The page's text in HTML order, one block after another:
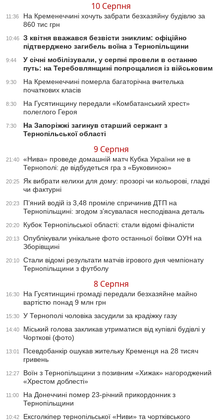
10 Серпня
11:36
На Кременеччині хочуть забрати безхазяйну будівлю за
860 тис грн
10:46
З квітня вважався безвісти зниклим: офіційно
підтверджено загибель воїна з Тернопільщини
9:44
У січні мобілізували, у серпні провели в останню
путь: на Теребовлянщині попрощалися із військовим
9:30
На Кременеччині померла багаторічна вчителька
початкових класів
8:30
На Гусятинщину передали «Комбатанський хрест»
полеглого Героя
7:30
На Запоріжжі загинув старший сержант з
Тернопільської області
9 Серпня
21:40
«Нива» проведе домашній матч Кубка України не в
Тернополі: де відбудеться гра з «Буковиною»
20:25
Як вибрати келихи для дому: прозорі чи кольорові, гладкі
чи фактурні
20:23
П’яний водій із 3,48 проміле спричинив ДТП на
Тернопільщині: згодом з’ясувалася несподівана деталь
20:20 Кубок Тернопільської області: стали відомі фіналісти
20:13
Опублікували унікальне фото останньої боївки ОУН на
Зборівщині
20:10
Стали відомі результати матчів ігрового дня чемпіонату
Тернопільщини з футболу
8 Серпня
16:30
На Гусятинщині громаді передали безхазяйне майно
вартістю понад 9 млн грн
15:30 У Тернополі чоловіка засудили за крадіжку газу
14:40
Міський голова закликав утриматися від купівлі будівлі у
Чорткові (фото)
13:01
Псевдобанкір ошукав жительку Кременця на 28 тисяч
гривень
12:27
Воїн з Тернопільщини з позивним «Хижак» нагороджений
«Хрестом доблесті»
11:00
На Донеччині помер 23-річний прикордонник з
Тернопільщини
10:42 Ексголкіпер тернопільської «Ниви» та чортківського